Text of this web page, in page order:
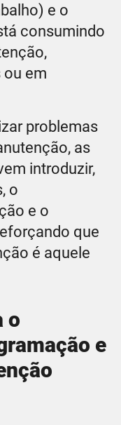
e o
consumindo
em
problemas
as
introduzir,
o
e o
que
é aquele
o
e